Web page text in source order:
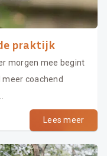
praktijk
morgen mee begint
meer coachend
Lees meer